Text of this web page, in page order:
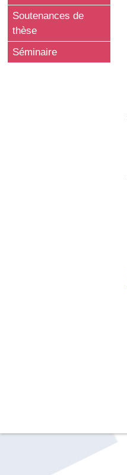
Soutenances de
thèse
Séminaire